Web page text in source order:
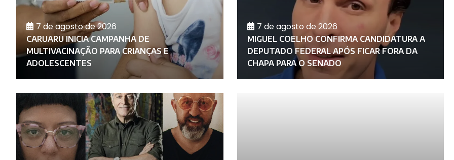
7 de agosto de 2026
CARUARU INICIA CAMPANHA DE
MULTIVACINAÇÃO PARA CRIANÇAS E
ADOLESCENTES
7 de agosto de 2026
MIGUEL COELHO CONFIRMA CANDIDATURA A
DEPUTADO FEDERAL APÓS FICAR FORA DA
CHAPA PARA O SENADO